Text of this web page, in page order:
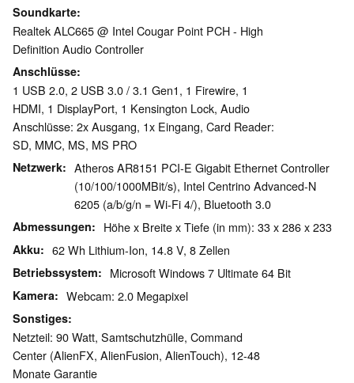
Soundkarte
Realtek ALC665 @ Intel Cougar Point PCH - High
Definition Audio Controller
Anschlüsse
1 USB 2.0, 2 USB 3.0 / 3.1 Gen1, 1 Firewire, 1
HDMI, 1 DisplayPort, 1 Kensington Lock, Audio
Anschlüsse: 2x Ausgang, 1x Eingang, Card Reader:
SD, MMC, MS, MS PRO
Netzwerk
Atheros AR8151 PCI-E Gigabit Ethernet Controller
(10/100/1000MBit/s), Intel Centrino Advanced-N
6205 (a/b/g/n = Wi-Fi 4/), Bluetooth 3.0
Abmessungen Höhe x Breite x Tiefe (in mm): 33 x 286 x 233
Akku 62 Wh Lithium-Ion, 14.8 V, 8 Zellen
Betriebssystem Microsoft Windows 7 Ultimate 64 Bit
Kamera Webcam: 2.0 Megapixel
Sonstiges
Netzteil: 90 Watt, Samtschutzhülle, Command
Center (AlienFX, AlienFusion, AlienTouch), 12-48
Monate Garantie